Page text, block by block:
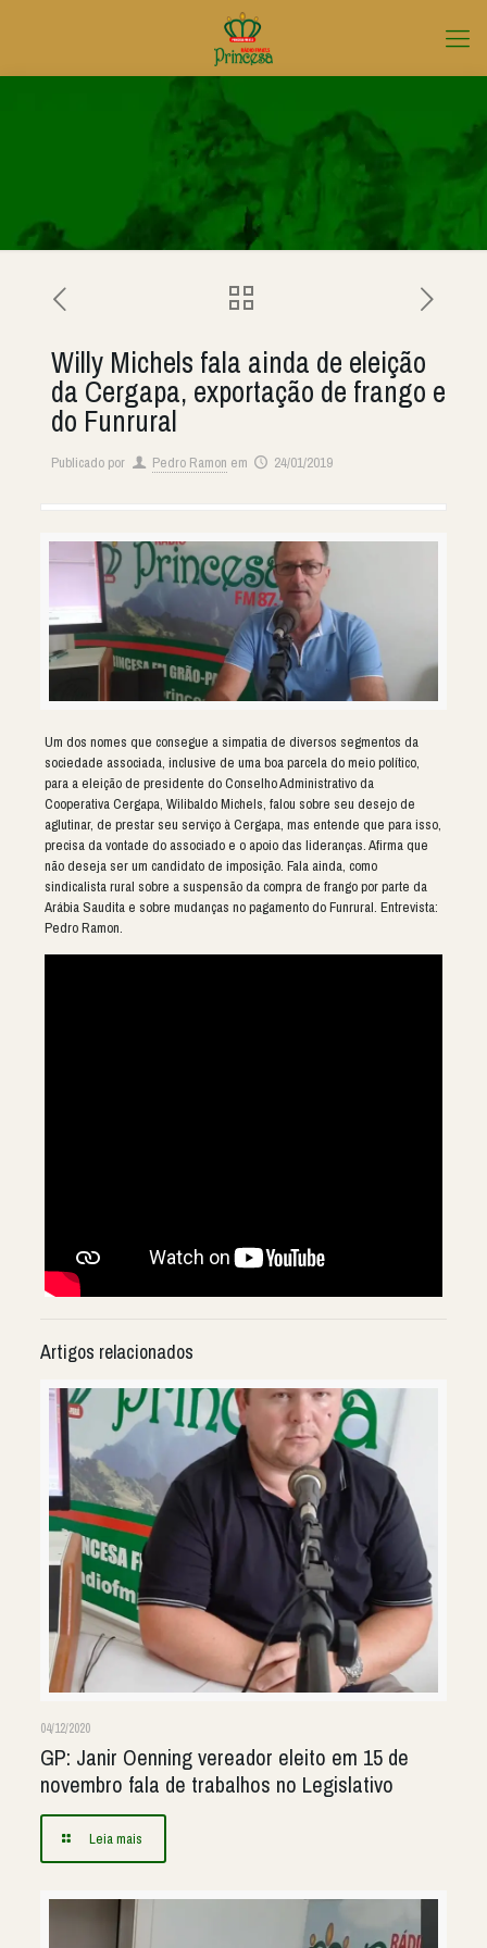
Willy Michels fala ainda de eleição
da Cergapa, exportação de frango e
do Funrural
Publicado por Pedro Ramon em 24/01/2019
Um dos nomes que consegue a simpatia de diversos segmentos da
sociedade associada, inclusive de uma boa parcela do meio político,
para a eleição de presidente do Conselho Administrativo da
Cooperativa Cergapa, Wilibaldo Michels, falou sobre seu desejo de
aglutinar, de prestar seu serviço à Cergapa, mas entende que para isso,
precisa da vontade do associado e o apoio das lideranças. Afirma que
não deseja ser um candidato de imposição. Fala ainda, como
sindicalista rural sobre a suspensão da compra de frango por parte da
Arábia Saudita e sobre mudanças no pagamento do Funrural. Entrevista:
Pedro Ramon.
Artigos relacionados
04/12/2020
GP: Janir Oenning vereador eleito em 15 de
novembro fala de trabalhos no Legislativo
Leia mais